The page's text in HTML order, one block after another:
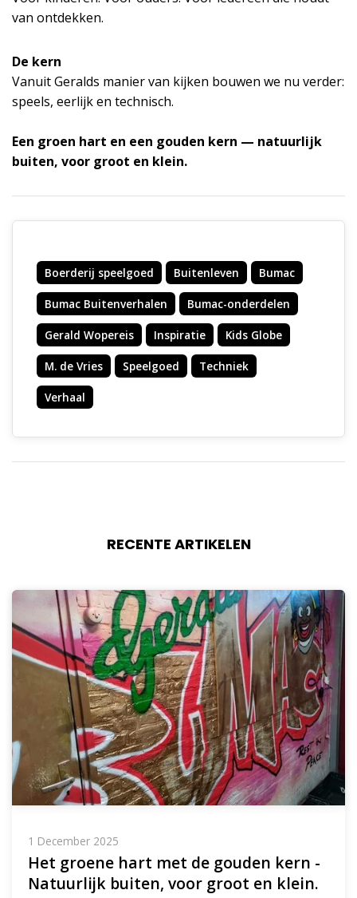
van ontdekken.
De kern
Vanuit Geralds manier van kijken bouwen we nu verder:
speels, eerlijk en technisch.
Een groen hart en een gouden kern — natuurlijk
buiten, voor groot en klein.
Boerderij speelgoed Buitenleven Bumac
Bumac Buitenverhalen Bumac-onderdelen
Gerald Wopereis Inspiratie Kids Globe
M. de Vries Speelgoed Techniek
Verhaal
RECENTE ARTIKELEN
1 December 2025
Het groene hart met de gouden kern -
Natuurlijk buiten, voor groot en klein.